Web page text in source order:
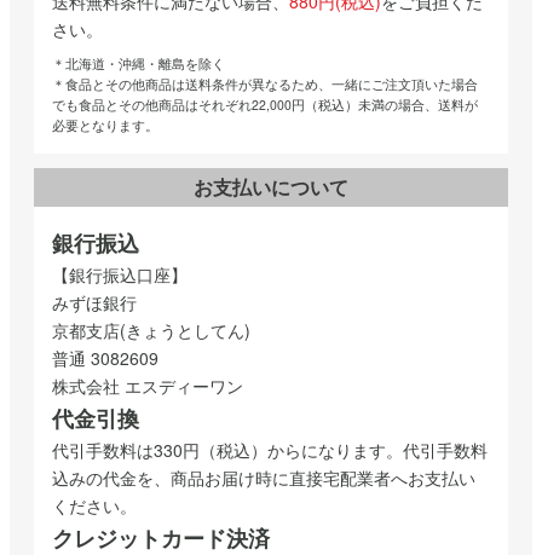
さい。
＊北海道・沖縄・離島を除く
＊食品とその他商品は送料条件が異なるため、一緒にご注文頂いた場合
でも食品とその他商品はそれぞれ22,000円（税込）未満の場合、送料が
必要となります。
お支払いについて
銀行振込
【銀行振込口座】
みずほ銀行
京都支店(きょうとしてん)
普通 3082609
株式会社 エスディーワン
代金引換
代引手数料は330円（税込）からになります。代引手数料
込みの代金を、商品お届け時に直接宅配業者へお支払い
ください。
クレジットカード決済